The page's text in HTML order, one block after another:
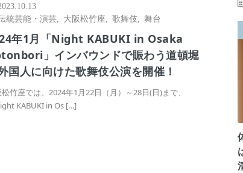
統芸能・演芸
大阪松竹座 ,歌舞伎 ,舞台
年1月「Night KABUKI in Osaka
」インバウンドで賑わう道頓堀
国人に向けた歌舞伎公演を開催！
竹座では、2024年1月22日（月）～28日(日)まで、
KABUKI in Os […]